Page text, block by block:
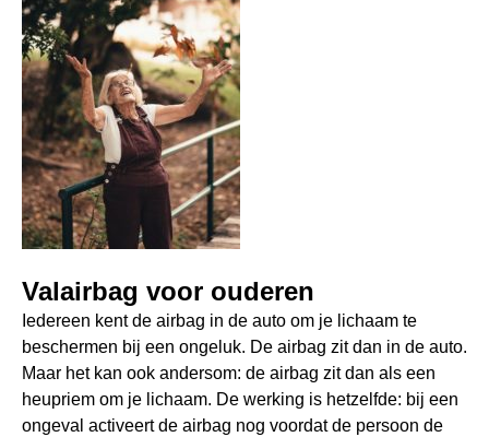
Valairbag voor ouderen
Iedereen kent de airbag in de auto om je lichaam te
beschermen bij een ongeluk. De airbag zit dan in de auto.
Maar het kan ook andersom: de airbag zit dan als een
heupriem om je lichaam. De werking is hetzelfde: bij een
ongeval activeert de airbag nog voordat de persoon de